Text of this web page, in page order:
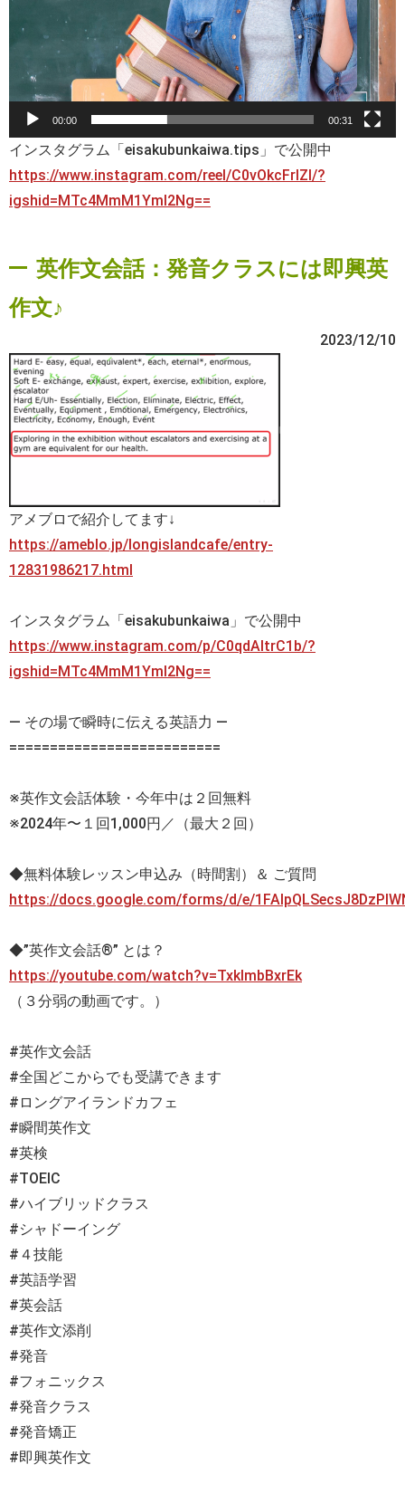
00:00 00:31
インスタグラム「eisakubunkaiwa.tips」で公開中
https://www.instagram.com/reel/C0vOkcFrIZl/?
igshid=MTc4MmM1YmI2Ng==
英作文会話：発音クラスには即興英
作文♪
2023/12/10
アメブロで紹介してます↓
https://ameblo.jp/longislandcafe/entry-
12831986217.html
インスタグラム「eisakubunkaiwa」で公開中
https://www.instagram.com/p/C0qdAItrC1b/?
igshid=MTc4MmM1YmI2Ng==
— その場で瞬時に伝える英語力 —
==========================
※英作文会話体験・今年中は２回無料
※2024年〜１回1,000円／（最大２回）
◆無料体験レッスン申込み（時間割）＆ ご質問
https://docs.google.com/forms/d/e/
◆”英作文会話®” とは？
https://youtube.com/watch?v=TxklmbBxrEk
（３分弱の動画です。）
#英作文会話
#全国どこからでも受講できます
#ロングアイランドカフェ
#瞬間英作文
#英検
#TOEIC
#ハイブリッドクラス
#シャドーイング
#４技能
#英語学習
#英会話
#英作文添削
#発音
#フォニックス
#発音クラス
#発音矯正
#即興英作文